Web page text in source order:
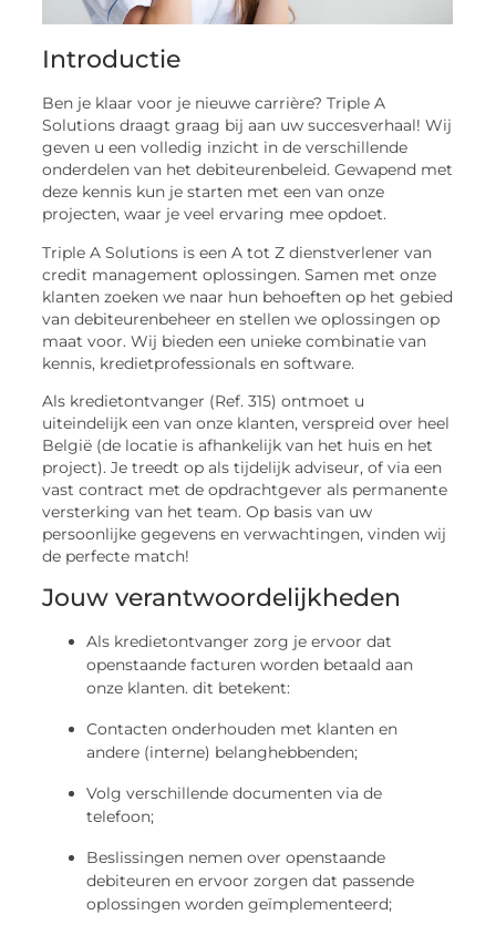
Introductie
Ben je klaar voor je nieuwe carrière? Triple A
Solutions draagt ​​graag bij aan uw succesverhaal! Wij
geven u een volledig inzicht in de verschillende
onderdelen van het debiteurenbeleid. Gewapend met
deze kennis kun je starten met een van onze
projecten, waar je veel ervaring mee opdoet.
Triple A Solutions is een A tot Z dienstverlener van
credit management oplossingen. Samen met onze
klanten zoeken we naar hun behoeften op het gebied
van debiteurenbeheer en stellen we oplossingen op
maat voor. Wij bieden een unieke combinatie van
kennis, kredietprofessionals en software.
Als kredietontvanger (Ref. 315) ontmoet u
uiteindelijk een van onze klanten, verspreid over heel
België (de locatie is afhankelijk van het huis en het
project). Je treedt op als tijdelijk adviseur, of via een
vast contract met de opdrachtgever als permanente
versterking van het team. Op basis van uw
persoonlijke gegevens en verwachtingen, vinden wij
de perfecte match!
Jouw verantwoordelijkheden
Als kredietontvanger zorg je ervoor dat
openstaande facturen worden betaald aan
onze klanten. dit betekent:
Contacten onderhouden met klanten en
andere (interne) belanghebbenden;
Volg verschillende documenten via de
telefoon;
Beslissingen nemen over openstaande
debiteuren en ervoor zorgen dat passende
oplossingen worden geïmplementeerd;